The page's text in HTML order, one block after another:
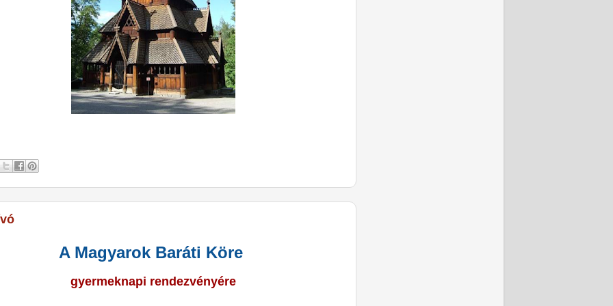
A Magyarok Baráti Köre
gyermeknapi rendezvényére